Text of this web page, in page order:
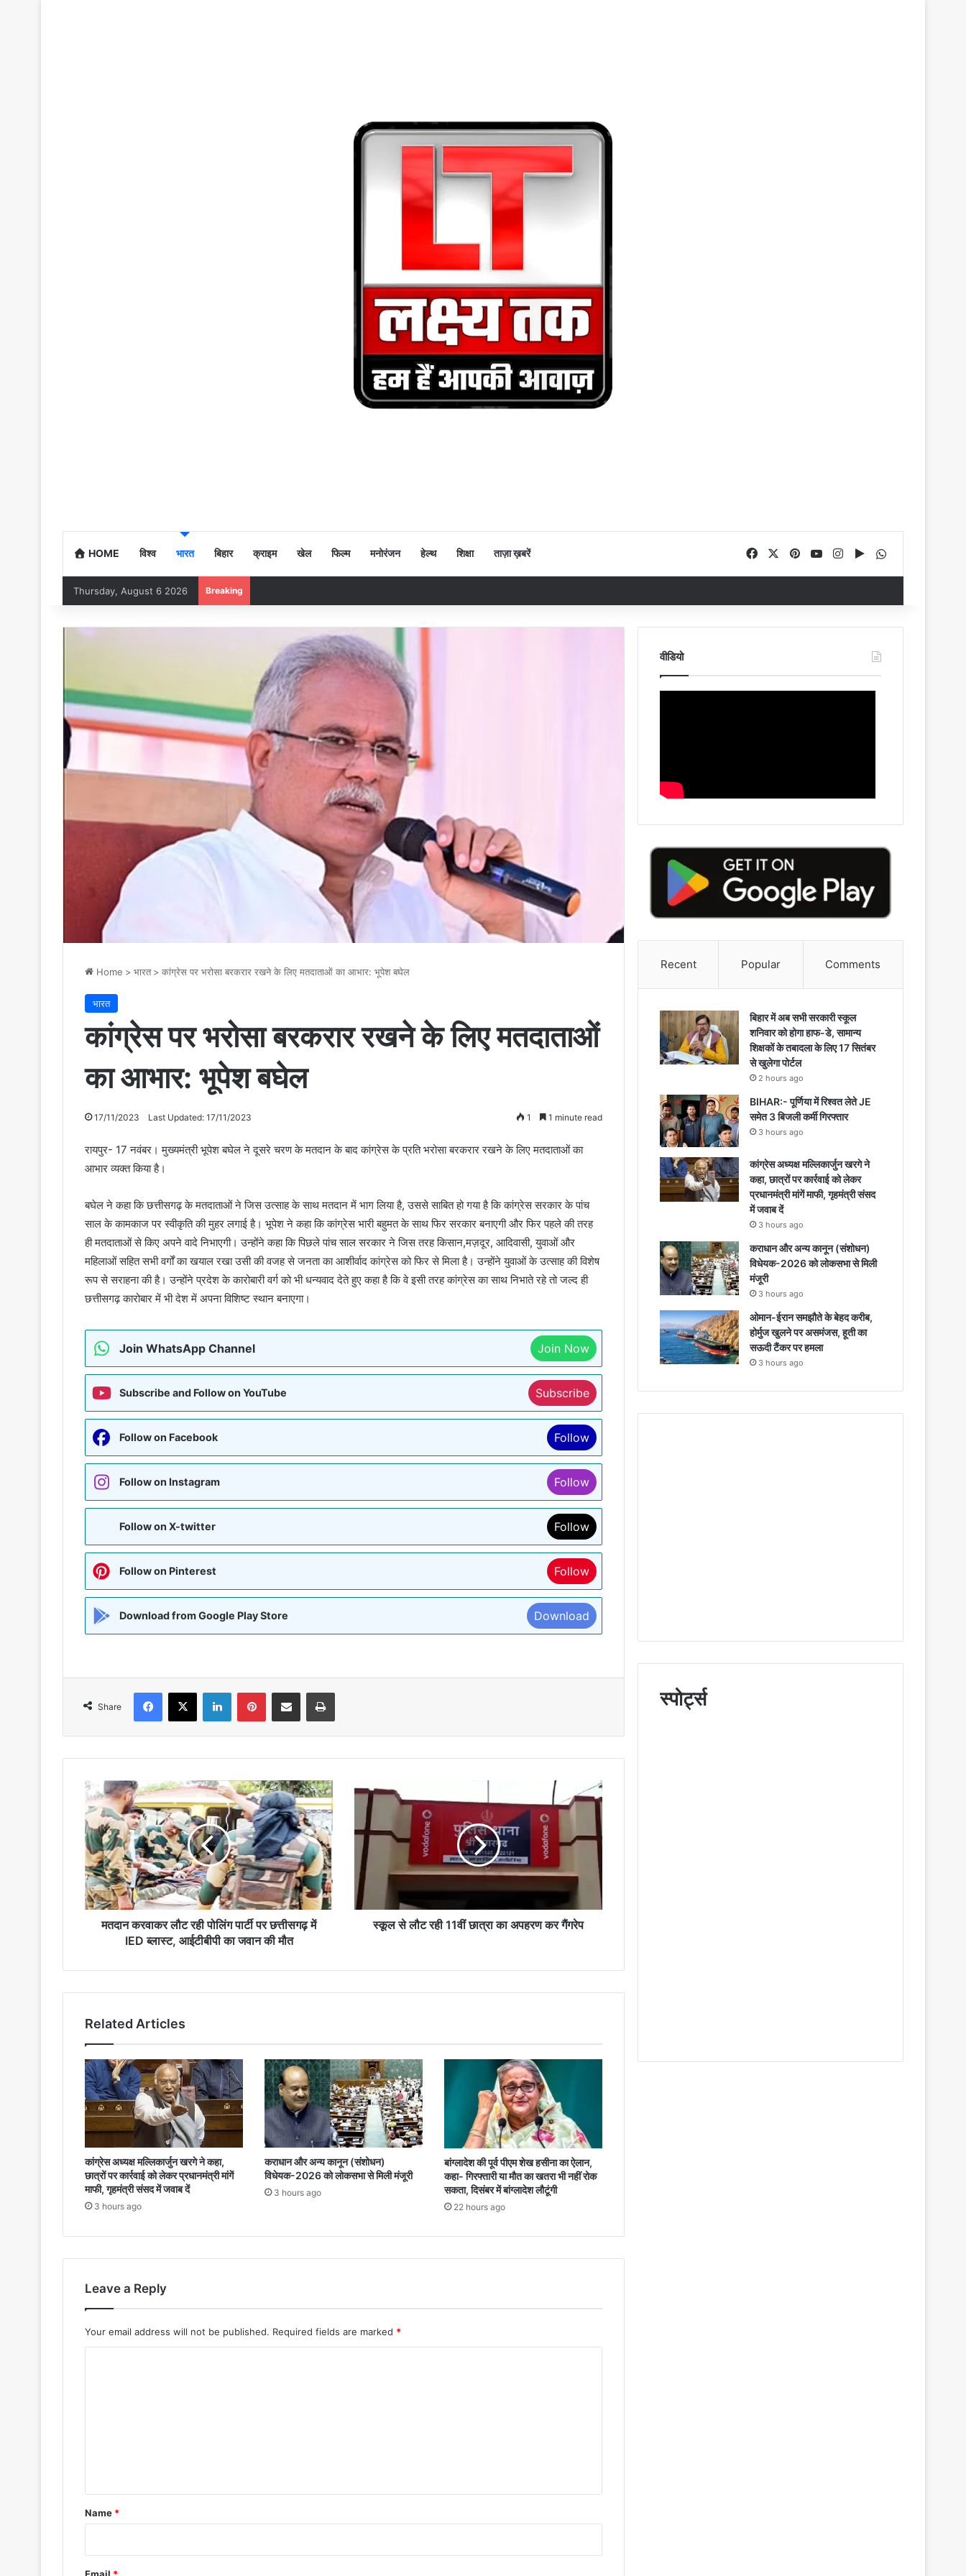
HOME विश्व भारत बिहार क्राइम खेल फिल्म मनोरंजन हेल्थ शिक्षा ताज़ा ख़बरें FacebookPinterestYouTubeInstagram
Google Play
Thursday, August 6 2026 Breaking
Home > भारत > कांग्रेस पर भरोसा बरकरार रखने के लिए मतदाताओं का आभार: भूपेश बघेल
भारत
कांग्रेस पर भरोसा बरकरार रखने के लिए मतदाताओं
का आभार: भूपेश बघेल
17/11/2023 Last Updated: 17/11/2023 1 1 minute read
रायपुर- 17 नवंबर। मुख्यमंत्री भूपेश बघेल ने दूसरे चरण के मतदान के बाद कांग्रेस के प्रति भरोसा बरकरार रखने के लिए मतदाताओं का
आभार व्यक्त किया है।
बघेल ने कहा कि छत्तीसगढ़ के मतदाताओं ने जिस उत्साह के साथ मतदान में भाग लिया है, उससे साबित हो गया है कि कांग्रेस सरकार के पांच
साल के कामकाज पर स्वीकृति की मुहर लगाई है। भूपेश ने कहा कि कांग्रेस भारी बहुमत के साथ फिर सरकार बनाएगी और फिर पहले की तरह
ही मतदाताओं से किए अपने वादे निभाएगी। उन्होंने कहा कि पिछले पांच साल सरकार ने जिस तरह किसान,मज़दूर, आदिवासी, युवाओं और
महिलाओं सहित सभी वर्गों का खयाल रखा उसी की वजह से जनता का आशीर्वाद कांग्रेस को फिर से मिला है। उन्होंने युवाओं के उत्साह की विशेष
रूप से सराहना की है। उन्होंने प्रदेश के कारोबारी वर्ग को भी धन्यवाद देते हुए कहा है कि वे इसी तरह कांग्रेस का साथ निभाते रहे तो जल्द ही
छत्तीसगढ़ कारोबार में भी देश में अपना विशिष्ट स्थान बनाएगा।
Join WhatsApp Channel Join Now
Subscribe and Follow on YouTube Subscribe
Follow on Facebook Follow
Follow on Instagram Follow
Follow on X-twitter Follow
Follow on Pinterest Follow
Download from Google Play Store Download
Share
Facebook
X LinkedInPinterestShare via Email Print
मतदान
करवाकर
लौट
रही
पोलिंग
पार्टी
पर
छत्तीसगढ़
में
का
मतदान करवाकर लौट रही पोलिंग पार्टी पर छत्तीसगढ़ में
IED ब्लास्ट, आईटीबीपी का जवान की मौत
स्कूल
लौट
रही
11वीं
छात्रा
का
अपहरण
कर
स्कूल से लौट रही 11वीं छात्रा का अपहरण कर गैंगरेप
Related Articles
कांग्रेस अध्यक्ष मल्लिकार्जुन खरगे ने कहा,
छात्रों पर कार्रवाई को लेकर प्रधानमंत्री मांगें
माफी, गृहमंत्री संसद में जवाब दें
3 hours ago
कराधान और अन्य कानून (संशोधन)
विधेयक-2026 को लोकसभा से मिली मंजूरी
3 hours ago
बांग्लादेश की पूर्व पीएम शेख हसीना का ऐलान,
कहा- गिरफ्तारी या मौत का खतरा भी नहीं रोक
सकता, दिसंबर में बांग्लादेश लौटूंगी
22 hours ago
Leave a Reply
Your email address will not be published. Required fields are marked *
*
Name *
वीडियो
Recent Popular Comments
बिहार में अब सभी सरकारी स्कूल
शनिवार को होगा हाफ-डे, सामान्य
शिक्षकों के तबादला के लिए 17 सितंबर
से खुलेगा पोर्टल
2 hours ago
BIHAR:- पूर्णिया में रिश्वत लेते JE
समेत 3 बिजली कर्मी गिरफ्तार
3 hours ago
कांग्रेस अध्यक्ष मल्लिकार्जुन खरगे ने
कहा, छात्रों पर कार्रवाई को लेकर
प्रधानमंत्री मांगें माफी, गृहमंत्री संसद
में जवाब दें
3 hours ago
कराधान और अन्य कानून (संशोधन)
विधेयक-2026 को लोकसभा से मिली
मंजूरी
3 hours ago
ओमान-ईरान समझौते के बेहद करीब,
होर्मुज खुलने पर असमंजस, हूती का
सऊदी टैंकर पर हमला
3 hours ago
स्पोर्ट्स